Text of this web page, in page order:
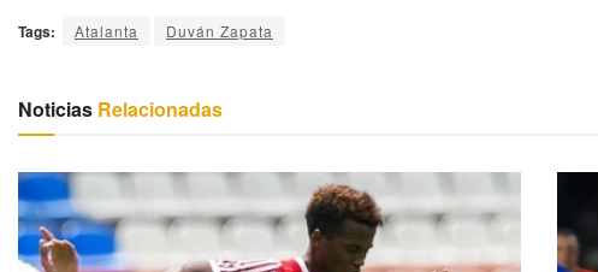
Tags: Atalanta Duván Zapata
Noticias Relacionadas